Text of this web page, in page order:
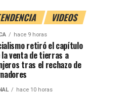
VIDEOS
hace 9 horas
retiró el capítulo
venta de tierras a
tras el rechazo de
hace 10 horas